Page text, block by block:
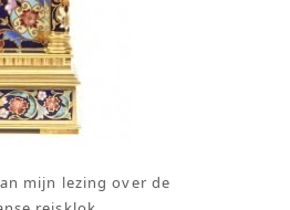
mijn lezing over de